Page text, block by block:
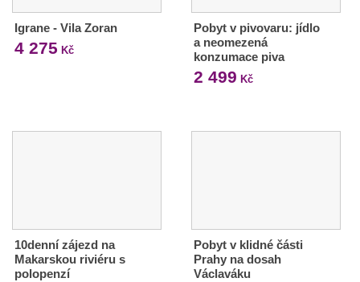
Igrane - Vila Zoran
4 275 Kč
Pobyt v pivovaru: jídlo
a neomezená
konzumace piva
2 499 Kč
10denní zájezd na
Makarskou riviéru s
polopenzí
Pobyt v klidné části
Prahy na dosah
Václaváku